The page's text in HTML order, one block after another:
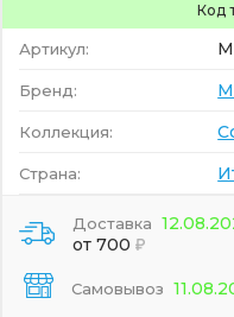
Код
Артикул:
Бренд:
Коллекция:
Страна:
Доставка
от 700
Самовывоз